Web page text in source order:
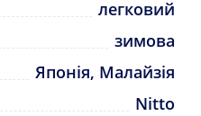
легковий
зимова
Японія, Малайзія
Nitto